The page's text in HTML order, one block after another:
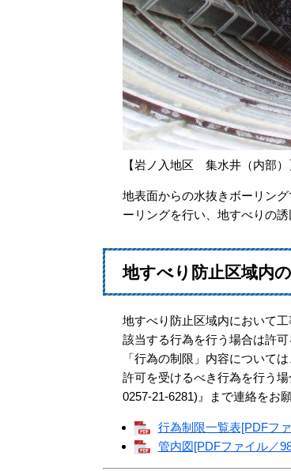
【岩ノ入地区 集水井（内部）
地表面からの水抜きボーリン
ーリングを行い、地すべりの
地すべり防止区域内
地すべり防止区域内において
該当する行為を行う場合は許可
「行為の制限」内容について
許可を受けるべき行為を行う
0257-21-6281)』まで連絡をお
行為制限一覧表[PDFフ
管内図[PDFファイル／